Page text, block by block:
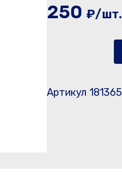
250 ₽/шт.
Артикул 181365